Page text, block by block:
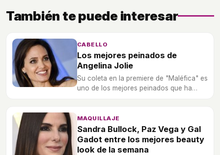
También te puede interesar
CABELLO
Los mejores peinados de
Angelina Jolie
Su coleta en la premiere de "Maléfica" es
uno de los mejores peinados que ha
MAQUILLAJE
Sandra Bullock, Paz Vega y Gal
Gadot entre los mejores beauty
look de la semana